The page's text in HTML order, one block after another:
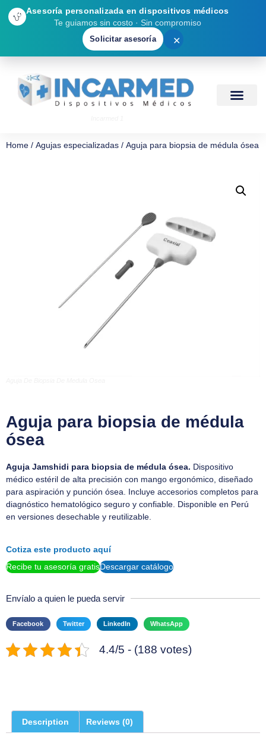
Asesoría personalizada en dispositivos médicos
Te guiamos sin costo · Sin compromiso
Solicitar asesoría ✕
Home / Agujas especializadas / Aguja para biopsia de médula ósea
Aguja para biopsia de médula
ósea
Aguja Jamshidi para biopsia de médula ósea. Dispositivo
médico estéril de alta precisión con mango ergonómico, diseñado
para aspiración y punción ósea. Incluye accesorios completos para
diagnóstico hematológico seguro y confiable. Disponible en Perú
en versiones desechable y reutilizable.
Cotiza este producto aquí
Recibe tu asesoría gratisDescargar catálogo
Envíalo a quien le pueda servir
Facebook Twitter LinkedIn WhatsApp
4.4/5 - (188 votes)
Description Reviews (0)